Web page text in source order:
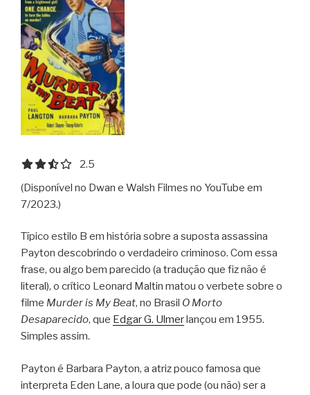
2.5 out of 5.0 stars
2.5
(Disponível no Dwan e Walsh Filmes no YouTube em
7/2023.)
Típico estilo B em história sobre a suposta assassina
Payton descobrindo o verdadeiro criminoso. Com essa
frase, ou algo bem parecido (a tradução que fiz não é
literal), o crítico Leonard Maltin matou o verbete sobre o
filme Murder is My Beat, no Brasil O Morto
Desaparecido, que Edgar G. Ulmerlançou em 1955.
Simples assim.
Payton é Barbara Payton, a atriz pouco famosa que
interpreta Eden Lane, a loura que pode (ou não) ser a